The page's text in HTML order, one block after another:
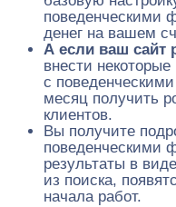
поведенческими
денег на вашем
А если ваш сайт
внести
с
месяц получить
клиентов.
Вы получите
поведенческими
результаты в
из поиска,
начала работ.